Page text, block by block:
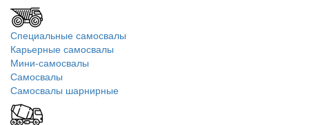
Специальные самосвалы
Карьерные самосвалы
Мини-самосвалы
Самосвалы
Самосвалы шарнирные